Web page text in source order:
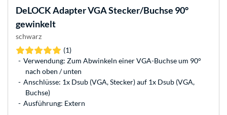
DeLOCKAdapter VGA Stecker/Buchse 90°
gewinkelt
schwarz
(1)
Verwendung: Zum Abwinkeln einer VGA-Buchse um 90°
nach oben / unten
Anschlüsse: 1x Dsub (VGA, Stecker) auf 1x Dsub (VGA,
Buchse)
Ausführung: Extern